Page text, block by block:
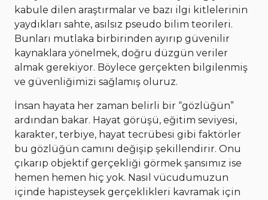
kabule dilen araştırmalar ve bazı ilgi kitlelerinin
yaydıkları sahte, asılsız pseudo bilim teorileri.
Bunları mutlaka birbirinden ayırıp güvenilir
kaynaklara yönelmek, doğru düzgün veriler
almak gerekiyor. Böylece gerçekten bilgilenmiş
ve güvenliğimizi sağlamış oluruz.
İnsan hayata her zaman belirli bir “gözlüğün”
ardından bakar. Hayat görüşü, eğitim seviyesi,
karakter, terbiye, hayat tecrübesi gibi faktörler
bu gözlüğün camını değişip şekillendirir. Onu
çıkarıp objektif gerçekliği görmek şansımız ise
hemen hemen hiç yok. Nasıl vücudumuzun
içinde hapisteysek gerçeklikleri kavramak için